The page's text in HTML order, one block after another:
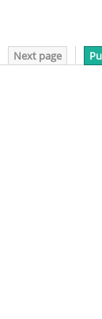
Next page